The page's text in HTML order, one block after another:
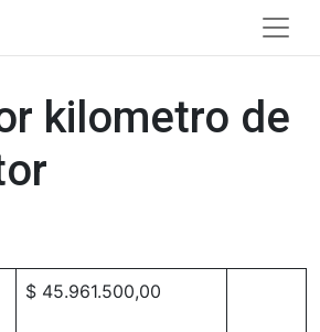
kilometro de
$ 45.961.500,00